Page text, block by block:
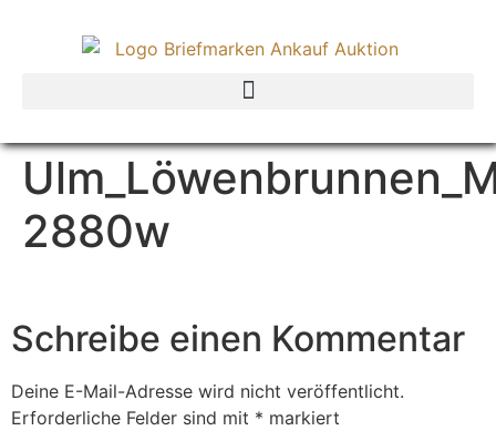
2880w
Schreibe einen Kommentar
Deine E-Mail-Adresse wird nicht veröffentlicht.
Erforderliche Felder sind mit * markiert